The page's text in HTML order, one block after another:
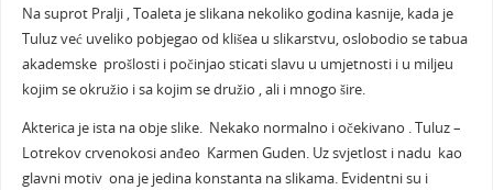
Na suprot Pralji , Toaleta je slikana nekoliko godina kasnije, kada je
Tuluz već uveliko pobjegao od klišea u slikarstvu, oslobodio se tabua
akademske prošlosti i počinjao sticati slavu u umjetnosti i u miljeu
kojim se okružio i sa kojim se družio , ali i mnogo šire.
Akterica je ista na obje slike. Nekako normalno i očekivano . Tuluz –
Lotrekov crvenokosi anđeo Karmen Guden. Uz svjetlost i nadu kao
glavni motiv ona je jedina konstanta na slikama. Evidentni su i